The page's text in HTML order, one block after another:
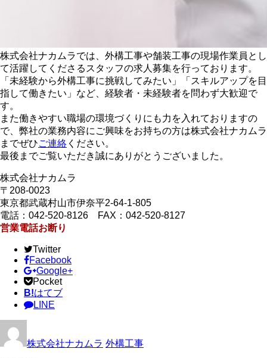
株式会社ナカムラでは、外構工事や舗装工事の現場作業員とし
て活躍してくださるスタッフの求人募集を行っております。
「未経験から外構工事に挑戦してみたい」「スキルアップを目
指して働きたい」など、経験者・未経験者を問わず大歓迎で
す。
また働きやすい職場の環境づくりにも力を入れておりますの
で、弊社の業務内容にご興味をお持ちの方は株式会社ナカムラ
までぜひご連絡 ください。
最後までご覧いただき誠にありがとうございました。
株式会社ナカムラ
〒208-0023
東京都武蔵村山市伊奈平2-64-1-805
電話：042-520-8126 FAX：042-520-8127
営業電話お断り
Twitter
Facebook
Google+
Pocket
B!はてブ
LINE
株式会社ナカムラ 外構工事